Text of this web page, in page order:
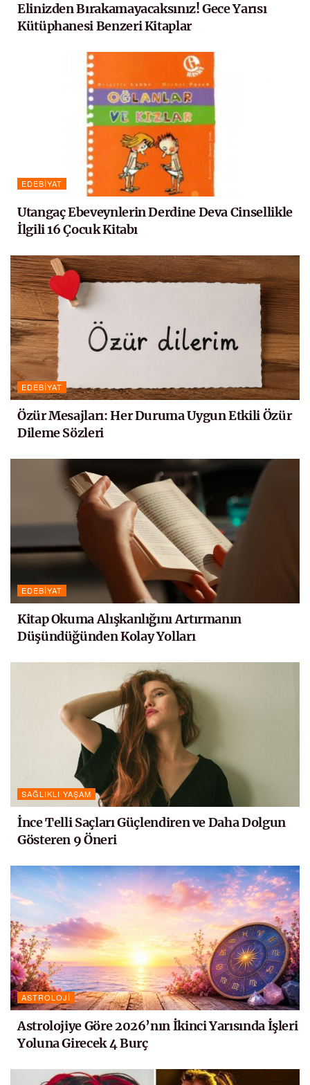
Elinizden Bırakamayacaksınız! Gece Yarısı
Kütüphanesi Benzeri Kitaplar
EDEBIYAT
Utangaç Ebeveynlerin Derdine Deva Cinsellikle
İlgili 16 Çocuk Kitabı
EDEBIYAT
Özür Mesajları: Her Duruma Uygun Etkili Özür
Dileme Sözleri
EDEBIYAT
Kitap Okuma Alışkanlığını Artırmanın
Düşündüğünden Kolay Yolları
SAĞLIKLI YAŞAM
İnce Telli Saçları Güçlendiren ve Daha Dolgun
Gösteren 9 Öneri
ASTROLOJI
Astrolojiye Göre 2026’nın İkinci Yarısında İşleri
Yoluna Girecek 4 Burç